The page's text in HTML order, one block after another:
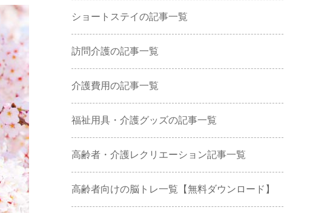
ショートステイの記事一覧
訪問介護の記事一覧
介護費用の記事一覧
福祉用具・介護グッズの記事一覧
高齢者・介護レクリエーション記事一覧
高齢者向けの脳トレ一覧【無料ダウンロード】